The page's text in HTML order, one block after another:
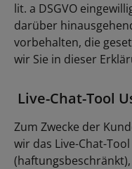
lit. a DSGVO
darüber
vorbehalten, die
wir Sie in dieser
Live-Chat-Tool
Zum Zwecke der
wir das Live-Chat-